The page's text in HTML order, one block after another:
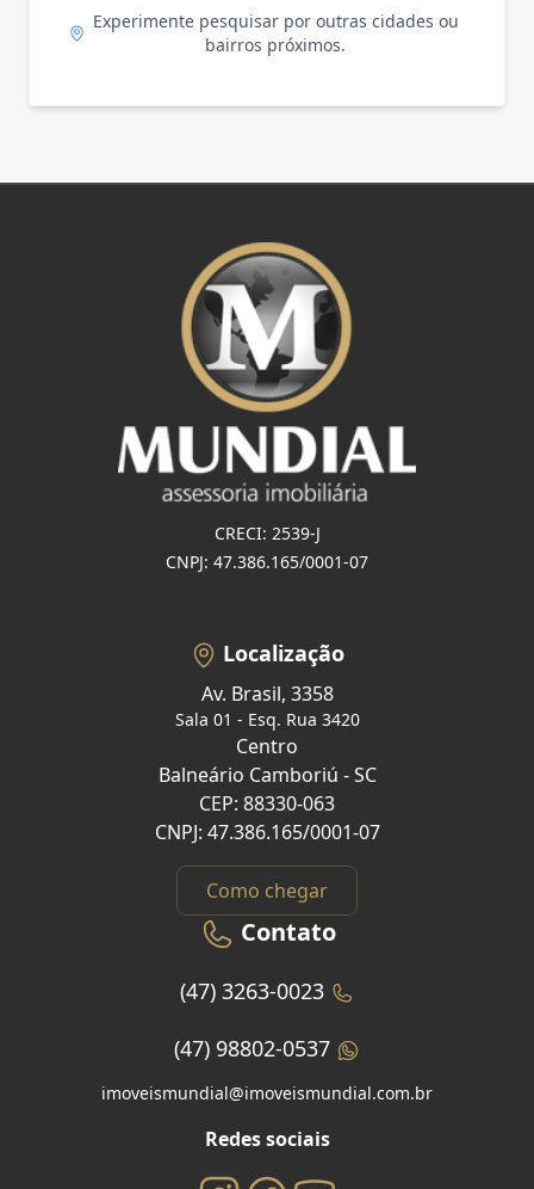
Experimente pesquisar por outras cidades ou
bairros próximos.
CRECI: 2539-J
CNPJ: 47.386.165/0001-07
Localização
Av. Brasil, 3358
Sala 01 - Esq. Rua 3420
Centro
Balneário Camboriú - SC
CEP: 88330-063
CNPJ: 47.386.165/0001-07
Como chegar
Contato
(47) 3263-0023
(47) 98802-0537
imoveismundial@imoveismundial.com.br
Redes sociais